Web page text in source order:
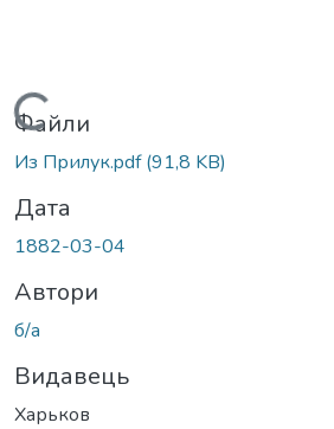
Вантажиться...
Файли
Из Прилук.pdf(91,8 KB)
Дата
1882-03-04
Автори
б/а
Видавець
Харьков